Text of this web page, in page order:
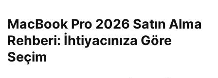
MacBook Pro 2026 Satın Alma
Rehberi: İhtiyacınıza Göre
Seçim